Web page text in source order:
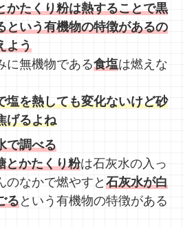
かたくり粉は熱することで黒
という有機物の特徴があるの
よう
に無機物である食塩は燃えな
塩を熱しても変化ないけど砂
げるよね
で調べる
とかたくり粉は石灰水の入っ
のなかで燃やすと石灰水が白
るという有機物の特徴がある